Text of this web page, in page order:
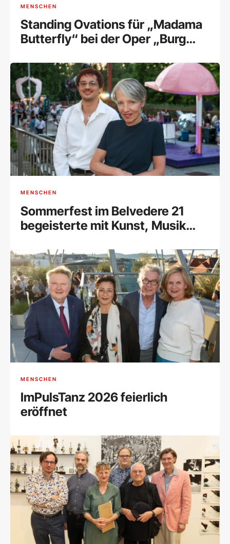
MENSCHEN
Standing Ovations für „Madama
Butterfly“ bei der Oper „Burg
MENSCHEN
Sommerfest im Belvedere 21
begeisterte mit Kunst, Musik
MENSCHEN
ImPulsTanz 2026 feierlich
eröffnet